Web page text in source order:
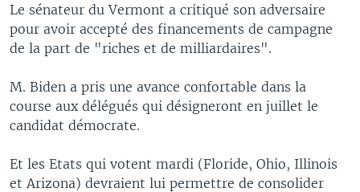
Le sénateur du Vermont a critiqué son adversaire
pour avoir accepté des financements de campagne
de la part de "riches et de milliardaires".
M. Biden a pris une avance confortable dans la
course aux délégués qui désigneront en juillet le
candidat démocrate.
Et les Etats qui votent mardi (Floride, Ohio, Illinois
et Arizona) devraient lui permettre de consolider